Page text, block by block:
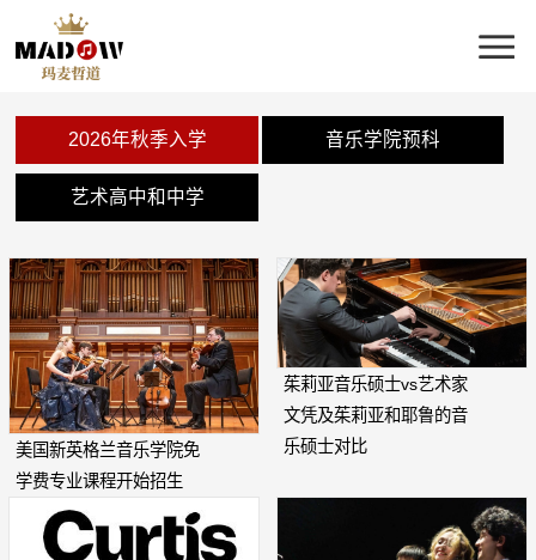
2026年秋季入学 音乐学院预科
艺术高中和中学
美国新英格兰音乐学院免
学费专业课程开始招生
茱莉亚音乐硕士vs艺术家
文凭及茱莉亚和耶鲁的音
乐硕士对比